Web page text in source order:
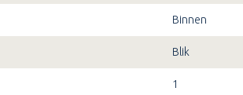
Binnen
Blik
1